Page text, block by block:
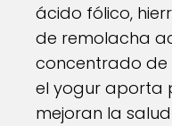
ácido fólico,
de remolacha
concentrado de
el yogur aporta
mejoran la